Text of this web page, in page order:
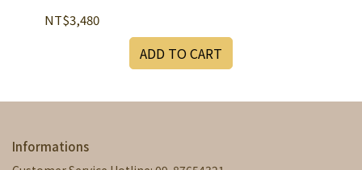
NT$3,480
ADD TO CART
Informations